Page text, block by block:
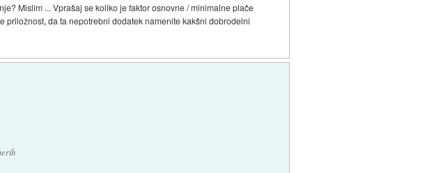
Mislim ... Vprašaj se koliko je faktor osnovne / minimalne plače
da ta nepotrebni dodatek namenite kakšni dobrodelni